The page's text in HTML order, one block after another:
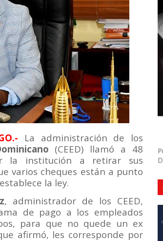
La administración de los
(CEED) llamó a 48
la institución a retirar sus
varios cheques están a punto
la ley.
, administrador de los CEED,
de pago a los empleados
para que no quede un ex
afirmó, les corresponde por